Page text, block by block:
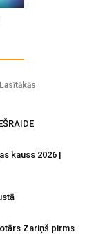
Lasītākās
kauss 2026 |
Zariņš pirms